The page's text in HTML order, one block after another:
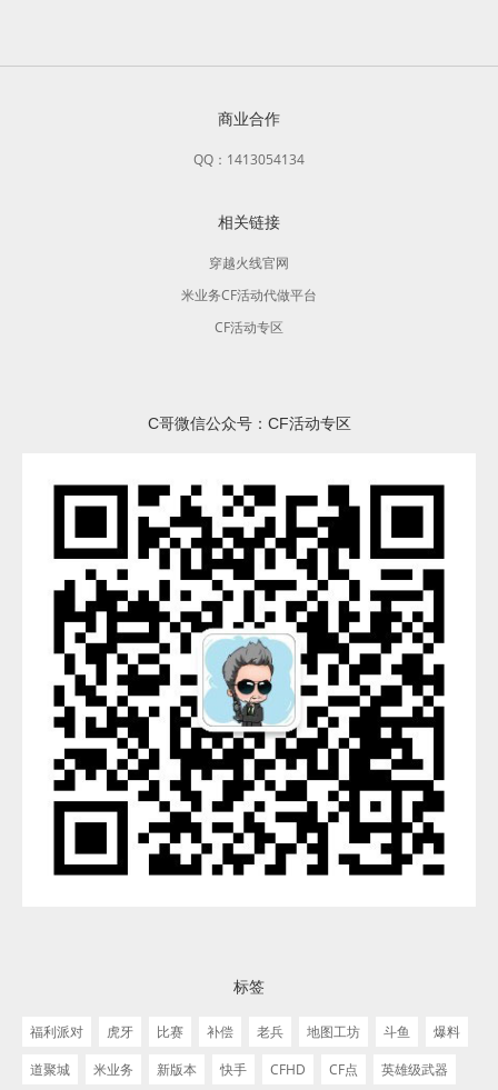
商业合作
QQ：1413054134
相关链接
穿越火线官网
米业务CF活动代做平台
CF活动专区
C哥微信公众号：CF活动专区
标签
福利派对 虎牙 比赛 补偿 老兵 地图工坊 斗鱼
爆料
道聚城
米业务 新版本 快手 CFHD CF点 英雄级武器